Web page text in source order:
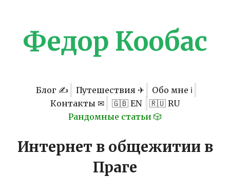
Федор Кообас
Блог ✍ Путешествия ✈
Обо мне ℹ
Контакты ✉
🇬🇧 EN
🇷🇺 RU
Рандомные статьи 🎲
Интернет в общежитии в
Праге